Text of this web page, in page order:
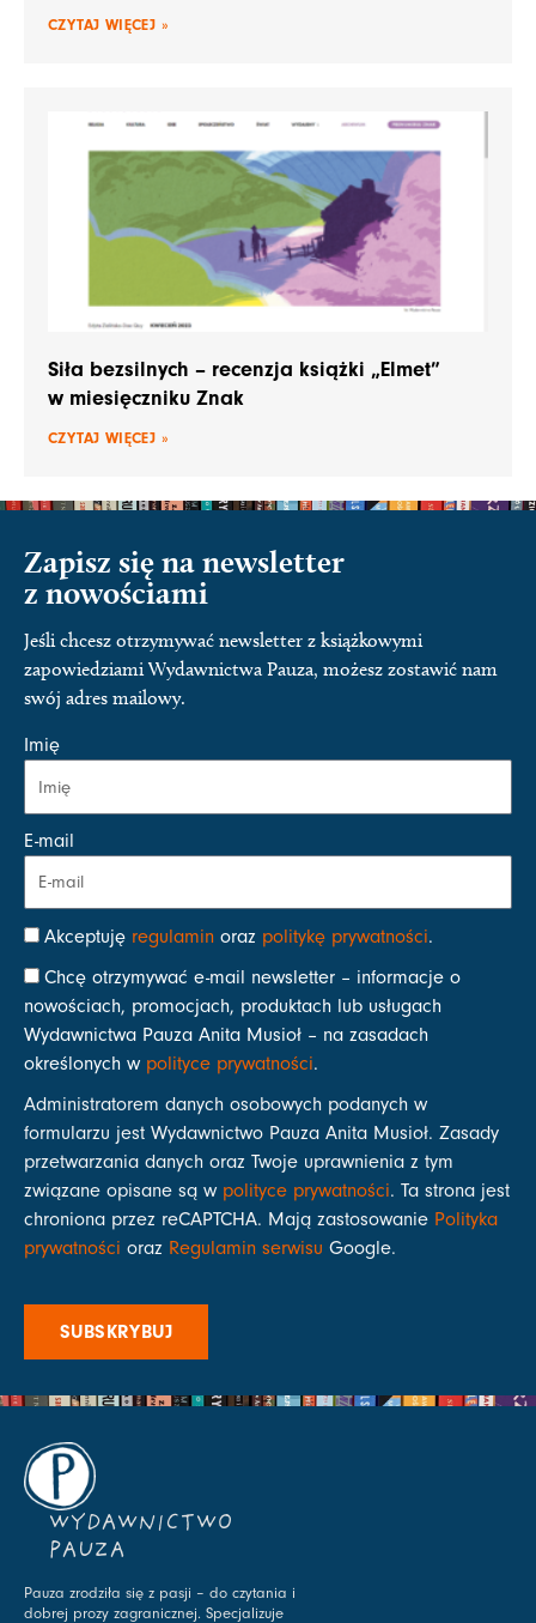
CZYTAJ WIĘCEJ »
Siła bezsilnych – recenzja książki „Elmet”
w miesięczniku Znak
CZYTAJ WIĘCEJ »
Zapisz się na newsletter
z nowościami
Jeśli chcesz otrzymywać newsletter z książkowymi
zapowiedziami Wydawnictwa Pauza, możesz zostawić nam
swój adres mailowy.
Imię
E-mail
Akceptuję regulamin oraz politykę prywatności.
Chcę otrzymywać e-mail newsletter – informacje o
nowościach, promocjach, produktach lub usługach
Wydawnictwa Pauza Anita Musioł – na zasadach
określonych w polityce prywatności.
Administratorem danych osobowych podanych w
formularzu jest Wydawnictwo Pauza Anita Musioł. Zasady
przetwarzania danych oraz Twoje uprawnienia z tym
związane opisane są w polityce prywatności. Ta strona jest
chroniona przez reCAPTCHA. Mają zastosowanie Polityka
prywatności oraz Regulamin serwisu Google.
SUBSKRYBUJ
WYDAWNICTWO
PAUZA
Pauza zrodziła się z pasji – do czytania i
dobrej prozy zagranicznej. Specjalizuje